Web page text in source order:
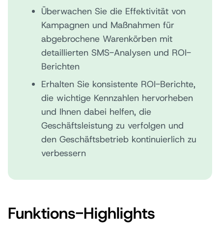
Überwachen Sie die Effektivität von
Kampagnen und Maßnahmen für
abgebrochene Warenkörben mit
detaillierten SMS-Analysen und ROI-
Berichten
Erhalten Sie konsistente ROI-Berichte,
die wichtige Kennzahlen hervorheben
und Ihnen dabei helfen, die
Geschäftsleistung zu verfolgen und
den Geschäftsbetrieb kontinuierlich zu
verbessern
Funktions-Highlights